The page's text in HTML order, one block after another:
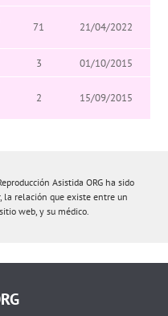
71 21/04/2022
3
01/10/2015
2 15/09/2015
Asistida ORG ha sido
la relación que existe entre un
web, y su médico.